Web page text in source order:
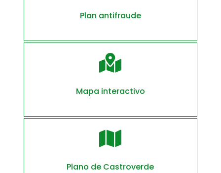
Plan antifraude

Mapa interactivo

Plano de Castroverde